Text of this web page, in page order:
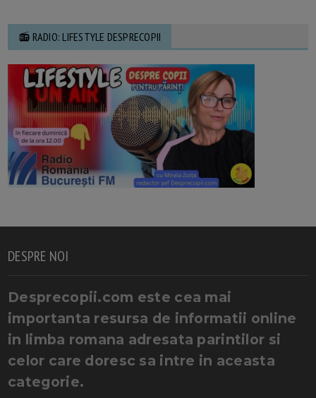
📻 RADIO: LIFESTYLE DESPRECOPII
DESPRE NOI
Desprecopii.com este cea mai
importanta resursa de informatii online
in limba romana adresata parintilor si
celor care doresc sa intre in aceasta
categorie.